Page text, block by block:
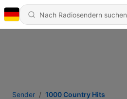
Sender 1000 Country Hits